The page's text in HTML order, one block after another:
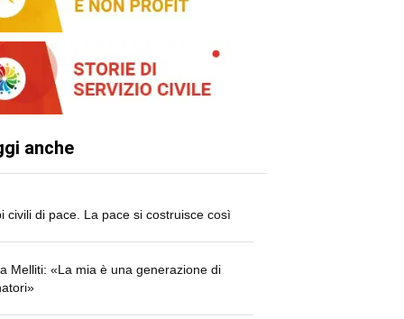
anche
civili di pace. La pace si costruisce così
Melliti: «La mia è una generazione di